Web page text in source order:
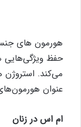
هورمون های
حفظ ویژگی‌هایی
می‌کند. استروژن
عنوان
ام اس در زنان